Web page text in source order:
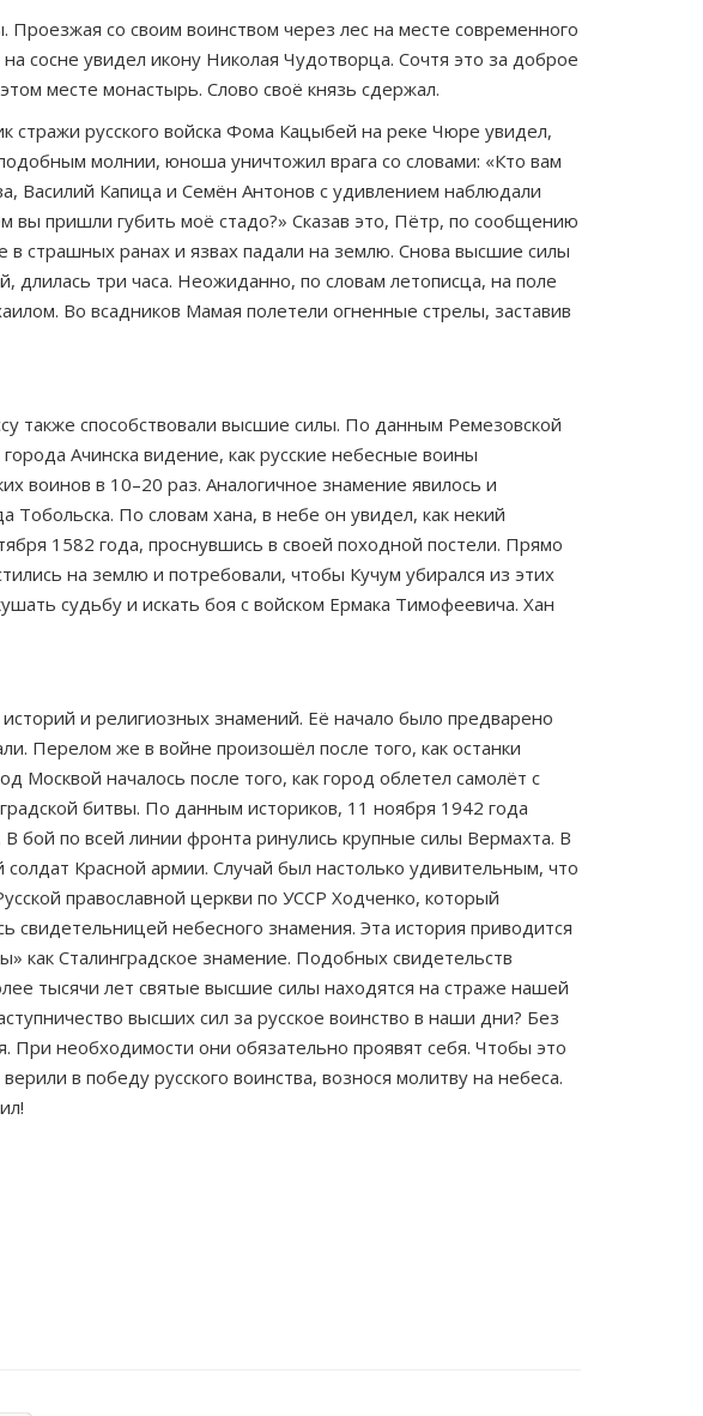
со своим воинством через лес на месте современного
сосне увидел икону Николая Чудотворца. Сочтя это за доброе
месте монастырь. Слово своё князь сдержал.
стражи русского войска Фома Кацыбей на реке Чюре увидел,
молнии, юноша уничтожил врага со словами: «Кто вам
Василий Капица и Семён Антонов с удивлением наблюдали
вы пришли губить моё стадо?» Сказав это, Пётр, по сообщению
в страшных ранах и язвах падали на землю. Снова высшие силы
длилась три часа. Неожиданно, по словам летописца, на поле
Во всадников Мамая полетели огненные стрелы, заставив
также способствовали высшие силы. По данным Ремезовской
Ачинска видение, как русские небесные воины
воинов в 10–20 раз. Аналогичное знамение явилось и
Тобольска. По словам хана, в небе он увидел, как некий
1582 года, проснувшись в своей походной постели. Прямо
на землю и по­требовали, чтобы Кучум убирался из этих
судьбу и искать боя с войском Ермака Тимофеевича. Хан
и религиозных знамений. Её начало было предварено
Перелом же в войне произошёл после того, как останки
Москвой началось после того, как город облетел самолёт с
битвы. По данным историков, 11 ноября 1942 года
бой по всей линии фронта ринулись крупные силы Вермахта. В
Красной армии. Случай был настолько удивительным, что
православной церкви по УССР Ходченко, который
свидетельницей небесного знамения. Эта история приводится
как Сталинградское знамение. Подобных свидетельств
тысячи лет святые высшие силы находятся на страже нашей
высших сил за русское воинство в наши дни? Без
При необходимости они обязательно проявят себя. Чтобы это
в победу русского воинства, вознося молитву на небеса.